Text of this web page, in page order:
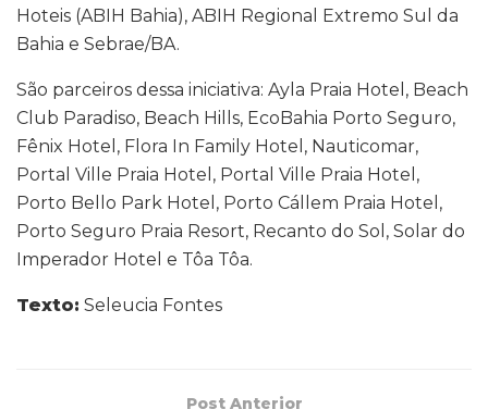
Hoteis (ABIH Bahia), ABIH Regional Extremo Sul da
Bahia e Sebrae/BA.
São parceiros dessa iniciativa: Ayla Praia Hotel, Beach
Club Paradiso, Beach Hills, EcoBahia Porto Seguro,
Fênix Hotel, Flora In Family Hotel, Nauticomar,
Portal Ville Praia Hotel, Portal Ville Praia Hotel,
Porto Bello Park Hotel, Porto Cállem Praia Hotel,
Porto Seguro Praia Resort, Recanto do Sol, Solar do
Imperador Hotel e Tôa Tôa.
Texto: Seleucia Fontes
Post Anterior